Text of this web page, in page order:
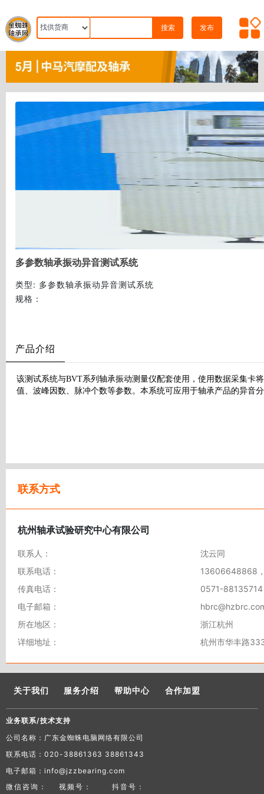
搜索 发布
多参数轴承振动异音测试系统
类型: 多参数轴承振动异音测试系统
规格 ：
产品介绍
该测试系统与BVT系列轴承振动测量仪配套使用，使用数据采集卡
值、波峰因数、脉冲个数等参数。本系统可应用于轴承产品的异音
联系方式
杭州轴承试验研究中心有限公司
联系人：
沈云同
联系电话：
13606648868
传真电话：
0571-88135714
电子邮箱：
所在地区：
浙江杭州
详细地址：
杭州市华丰路
关于我们 服务介绍 帮助中心 合作加盟
业务联系/技术支持
公司名称：广东金蜘蛛电脑网络有限公司
联系电话：020-38861363 38861343
电子邮箱：info@jzzbearing.com
微信咨询：
视频号： 抖音号：